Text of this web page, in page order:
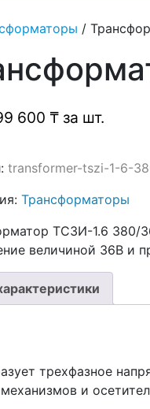
/
600 ₸ за шт.
transformer-tszi-1-6-
Трансформаторы
ТCЗИ-1.6 380/
величиной 36В и
трехфазное
и